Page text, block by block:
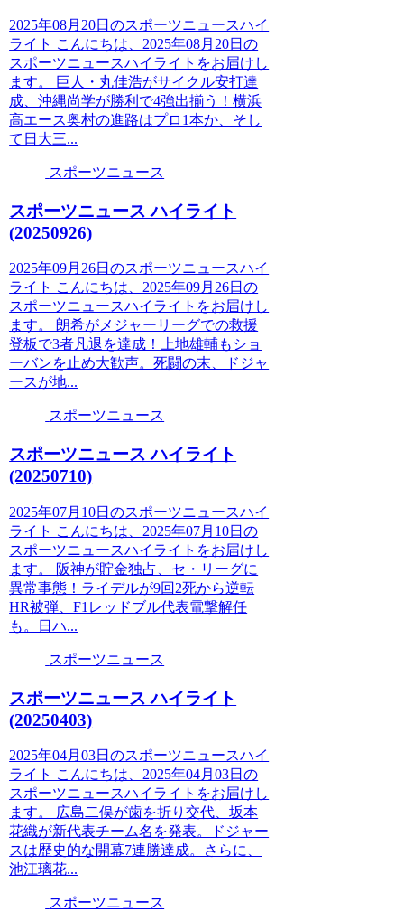
2025年08月20日のスポーツニュースハイ
ライト こんにちは、2025年08月20日の
スポーツニュースハイライトをお届けし
ます。 巨人・丸佳浩がサイクル安打達
成、沖縄尚学が勝利で4強出揃う！横浜
高エース奥村の進路はプロ1本か、そし
て日大三...
スポーツニュース
スポーツニュース ハイライト
(20250926)
2025年09月26日のスポーツニュースハイ
ライト こんにちは、2025年09月26日の
スポーツニュースハイライトをお届けし
ます。 朗希がメジャーリーグでの救援
登板で3者凡退を達成！上地雄輔もショ
ーバンを止め大歓声。死闘の末、ドジャ
ースが地...
スポーツニュース
スポーツニュース ハイライト
(20250710)
2025年07月10日のスポーツニュースハイ
ライト こんにちは、2025年07月10日の
スポーツニュースハイライトをお届けし
ます。 阪神が貯金独占、セ・リーグに
異常事態！ライデルが9回2死から逆転
HR被弾、F1レッドブル代表電撃解任
も。日ハ...
スポーツニュース
スポーツニュース ハイライト
(20250403)
2025年04月03日のスポーツニュースハイ
ライト こんにちは、2025年04月03日の
スポーツニュースハイライトをお届けし
ます。 広島二俣が歯を折り交代、坂本
花織が新代表チーム名を発表。ドジャー
スは歴史的な開幕7連勝達成。さらに、
池江璃花...
スポーツニュース